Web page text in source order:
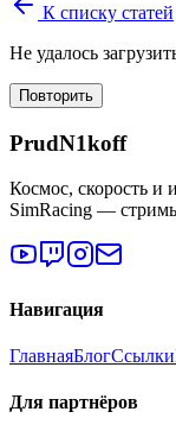
К списку статей
Не удалось
Повторить
PrudN1koff
Космос, скорость и
SimRacing —
Навигация
ГлавнаяБлогСсылки
Для партнёров